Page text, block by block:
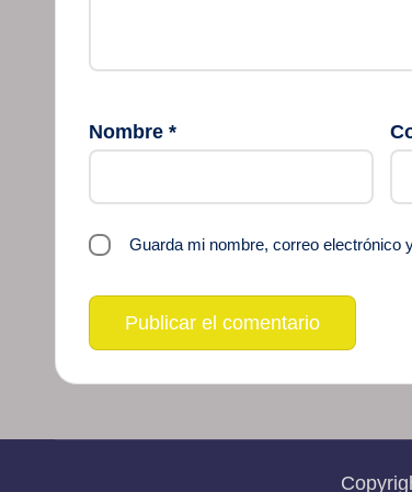
Nombre *
Guarda mi nombre, correo electrónico